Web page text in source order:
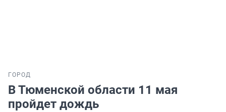
ГОРОД
В Тюменской области 11 мая
пройдет дождь